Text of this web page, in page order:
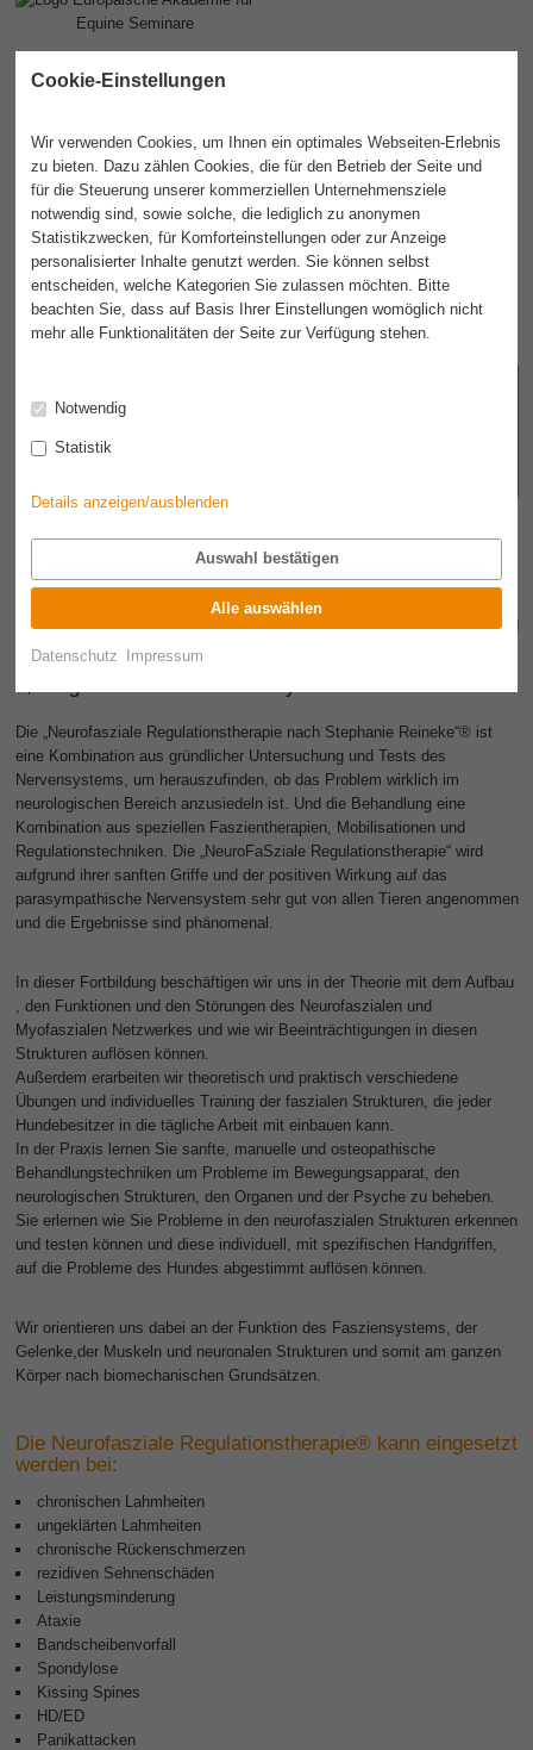
Akademie
Neurofasziale Regulationstherapie® am Hund
nach Stephanie Reineke
Die „Neurofasziale Regulationstherapie nach Stephanie Reineke“® ist
eine Kombination aus gründlicher Untersuchung und Tests des
Nervensystems, um herauszufinden, ob das Problem wirklich im
neurologischen Bereich anzusiedeln ist. Und die Behandlung eine
Kombination aus speziellen Faszientherapien, Mobilisationen und
Regulationstechniken. Die „NeuroFaSziale Regulationstherapie“ wird
aufgrund ihrer sanften Griffe und der positiven Wirkung auf das
parasympathische Nervensystem sehr gut von allen Tieren angenommen
und die Ergebnisse sind phänomenal.
In dieser Fortbildung beschäftigen wir uns in der Theorie mit dem Aufbau
, den Funktionen und den Störungen des Neurofaszialen und
Myofaszialen Netzwerkes und wie wir Beeinträchtigungen in diesen
Strukturen auflösen können.
Außerdem erarbeiten wir theoretisch und praktisch verschiedene
Übungen und individuelles Training der faszialen Strukturen, die jeder
Hundebesitzer in die tägliche Arbeit mit einbauen kann.
In der Praxis lernen Sie sanfte, manuelle und osteopathische
Behandlungstechniken um Probleme im Bewegungsapparat, den
neurologischen Strukturen, den Organen und der Psyche zu beheben.
Sie erlernen wie Sie Probleme in den neurofaszialen Strukturen erkennen
und testen können und diese individuell, mit spezifischen Handgriffen,
auf die Probleme des Hundes abgestimmt auflösen können.
Wir orientieren uns dabei an der Funktion des Fasziensystems, der
Gelenke,der Muskeln und neuronalen Strukturen und somit am ganzen
Körper nach biomechanischen Grundsätzen.
Die Neurofasziale Regulationstherapie® kann eingesetzt
werden bei:
chronischen Lahmheiten
ungeklärten Lahmheiten
chronische Rückenschmerzen
rezidiven Sehnenschäden
Leistungsminderung
Ataxie
Bandscheibenvorfall
Spondylose
Kissing Spines
HD/ED
Panikattacken
Cookie-Einstellungen
Wir verwenden Cookies, um Ihnen ein optimales Webseiten-Erlebnis
zu bieten. Dazu zählen Cookies, die für den Betrieb der Seite und
für die Steuerung unserer kommerziellen Unternehmensziele
notwendig sind, sowie solche, die lediglich zu anonymen
Statistikzwecken, für Komforteinstellungen oder zur Anzeige
personalisierter Inhalte genutzt werden. Sie können selbst
entscheiden, welche Kategorien Sie zulassen möchten. Bitte
beachten Sie, dass auf Basis Ihrer Einstellungen womöglich nicht
mehr alle Funktionalitäten der Seite zur Verfügung stehen.
Notwendig
Statistik
Details anzeigen/ausblenden
Auswahl bestätigen
Alle auswählen
Datenschutz Impressum